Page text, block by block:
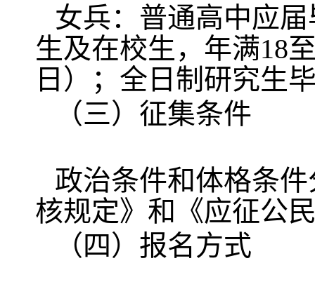
女兵：普通高中应
生及在校生，年满18
日）；全日制研究生
（三）征集条件
政治条件和体格条
核规定》和《应征公
（四）报名方式